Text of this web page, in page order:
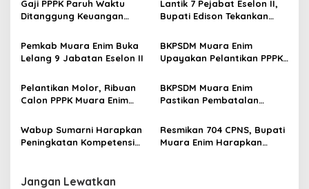
i
o
Gaji PPPK Paruh Waktu
Ditanggung Keuangan
Lantik 7 Pejabat Eselon II,
Bupati Edison Tekankan
Pemkab Muara Enim Buka
Lelang 9 Jabatan Eselon II
BKPSDM Muara Enim
Upayakan Pelantikan PPPK
Pelantikan Molor, Ribuan
Calon PPPK Muara Enim
BKPSDM Muara Enim
Pastikan Pembatalan
Sesuai Aturan
Wabup Sumarni Harapkan
Peningkatan Kompetensi
Resmikan 704 CPNS, Bupati
Muara Enim Harapkan
Jangan Lewatkan